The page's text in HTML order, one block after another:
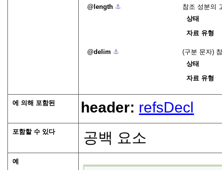
length ⚓︎
참조 성분의
상태
자료 유형
delim ⚓︎
(구분 문자)
상태
자료 유형
에 의해 포함된 header: refsDecl
포함할 수 있다 공백 요소
예